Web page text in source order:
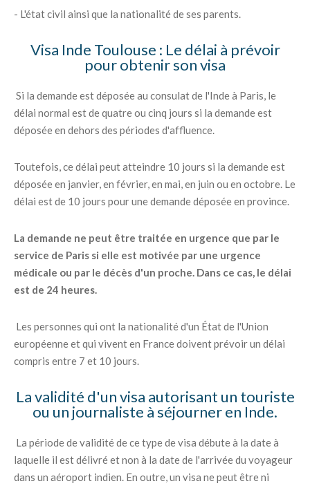
- L'état civil ainsi que la nationalité de ses parents.
Visa Inde Toulouse : Le délai à prévoir
pour obtenir son visa
Si la demande est déposée au consulat de l'Inde à Paris, le
délai normal est de quatre ou cinq jours si la demande est
déposée en dehors des périodes d'affluence.
Toutefois, ce délai peut atteindre 10 jours si la demande est
déposée en janvier, en février, en mai, en juin ou en octobre. Le
délai est de 10 jours pour une demande déposée en province.
La demande ne peut être traitée en urgence que par le
service de Paris si elle est motivée par une urgence
médicale ou par le décès d'un proche. Dans ce cas, le délai
est de 24 heures.
Les personnes qui ont la nationalité d'un État de l'Union
européenne et qui vivent en France doivent prévoir un délai
compris entre 7 et 10 jours.
La validité d'un visa autorisant un touriste
ou un journaliste à séjourner en Inde.
La période de validité de ce type de visa débute à la date à
laquelle il est délivré et non à la date de l'arrivée du voyageur
dans un aéroport indien. En outre, un visa ne peut être ni